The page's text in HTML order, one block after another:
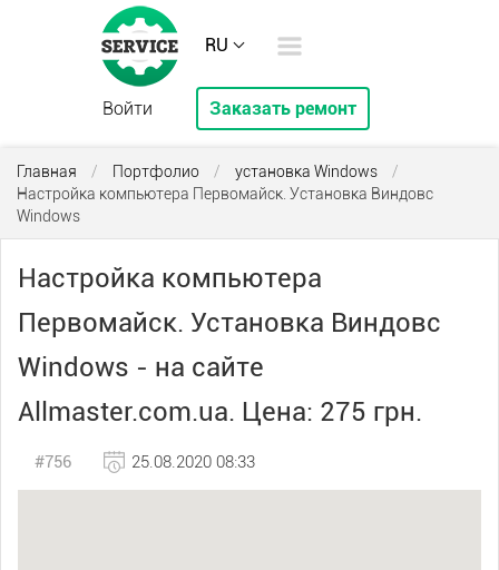
RU
Войти Заказать ремонт
Главная / Портфолио / установка Windows
/
Настройка компьютера Первомайск. Установка Виндовс
Windows
Настройка компьютера
Первомайск. Установка Виндовс
Windows - на сайте
Allmaster.com.ua. Цена: 275 грн.
#756 25.08.2020 08:33